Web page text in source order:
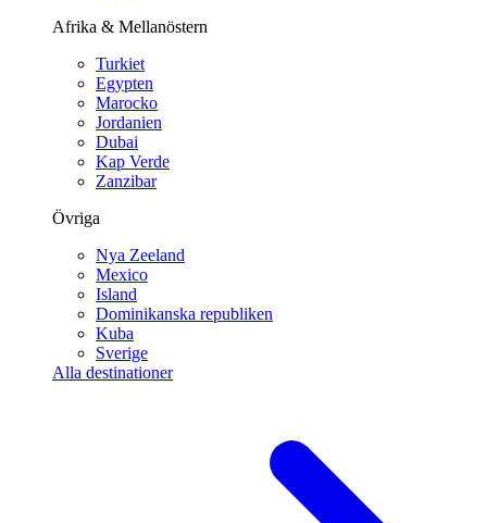
Afrika & Mellanöstern
Turkiet
Egypten
Marocko
Jordanien
Dubai
Kap Verde
Zanzibar
Övriga
Nya Zeeland
Mexico
Island
Dominikanska republiken
Kuba
Sverige
Alla destinationer